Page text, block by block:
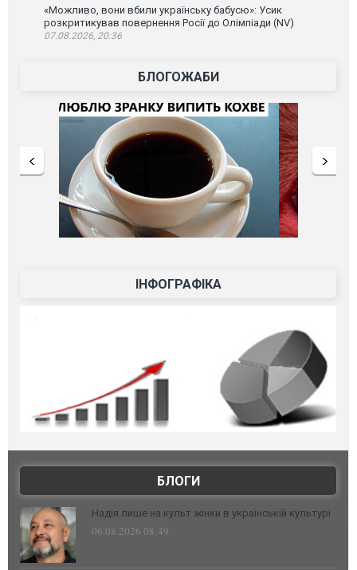
«Можливо, вони вбили українську бабусю»: Усик
розкритикував повернення Росії до Олімпіади (NV)
07.08.2026, 20:36
БЛОГОЖАБИ
ІНФОГРАФІКА
БЛОГИ
Надія лише на культ жінки в українській культурі
06.08.2026 08:49